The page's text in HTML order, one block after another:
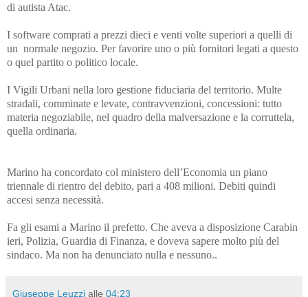
di autista Atac.
I software comprati a prezzi dieci e venti volte superiori a quelli di
un normale negozio. Per favorire uno o più fornitori legati a questo
o quel partito o politico locale.
I Vigili Urbani nella loro gestione fiduciaria del territorio. Multe
stradali, comminate e levate, contravvenzioni, concessioni: tutto
materia negoziabile, nel quadro della malversazione e la corruttela,
quella ordinaria.
Marino ha concordato col ministero dell’Economia un piano
triennale di rientro del debito, pari a 408 milioni. Debiti quindi
accesi senza necessità.
Fa gli esami a Marino il prefetto. Che aveva a disposizione Carabin
ieri, Polizia, Guardia di Finanza, e doveva sapere molto più del
sindaco. Ma non ha denunciato nulla e nessuno..
Giuseppe Leuzzi alle 04:23